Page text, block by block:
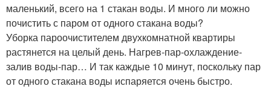
маленький, всего на 1 стакан воды. И много ли можно
почистить с паром от одного стакана воды?
Уборка пароочистителем двухкомнатной квартиры
растянется на целый день. Нагрев-пар-охлаждение-
залив воды-пар… И так каждые 10 минут, поскольку пар
от одного стакана воды испаряется очень быстро.